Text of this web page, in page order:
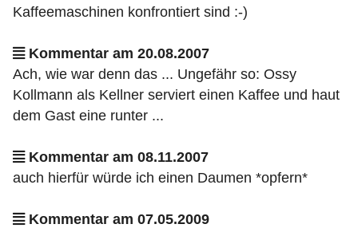
Kaffeemaschinen konfrontiert sind :-)
Kommentar am 20.08.2007
Ach, wie war denn das ... Ungefähr so: Ossy
Kollmann als Kellner serviert einen Kaffee und haut
dem Gast eine runter ...
Kommentar am 08.11.2007
auch hierfür würde ich einen Daumen *opfern*
Kommentar am 07.05.2009